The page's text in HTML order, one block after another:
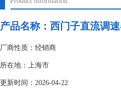
产品名称： 西门子直流调
厂商性质：经销商
所在地：上海市
更新时间：2026-04-22